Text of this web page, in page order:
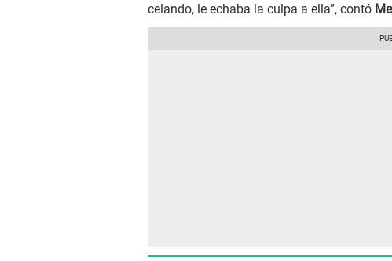
celando, le echaba la culpa a ella”, contó